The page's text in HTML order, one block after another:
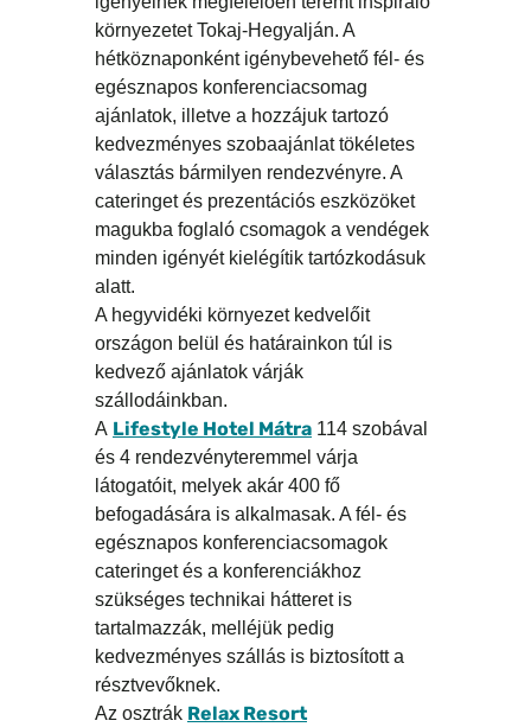
környezetet Tokaj-Hegyalján. A
hétköznaponként igénybevehető fél- és
egésznapos konferenciacsomag
ajánlatok, illetve a hozzájuk tartozó
kedvezményes szobaajánlat tökéletes
választás bármilyen rendezvényre. A
cateringet és prezentációs eszközöket
magukba foglaló csomagok a vendégek
minden igényét kielégítik tartózkodásuk
alatt.
A hegyvidéki környezet kedvelőit
országon belül és határainkon túl is
kedvező ajánlatok várják
szállodáinkban.
A Lifestyle Hotel Mátra 114 szobával
és 4 rendezvényteremmel várja
látogatóit, melyek akár 400 fő
befogadására is alkalmasak. A fél- és
egésznapos konferenciacsomagok
cateringet és a konferenciákhoz
szükséges technikai hátteret is
tartalmazzák, melléjük pedig
kedvezményes szállás is biztosított a
résztvevőknek.
Az osztrák Relax Resort